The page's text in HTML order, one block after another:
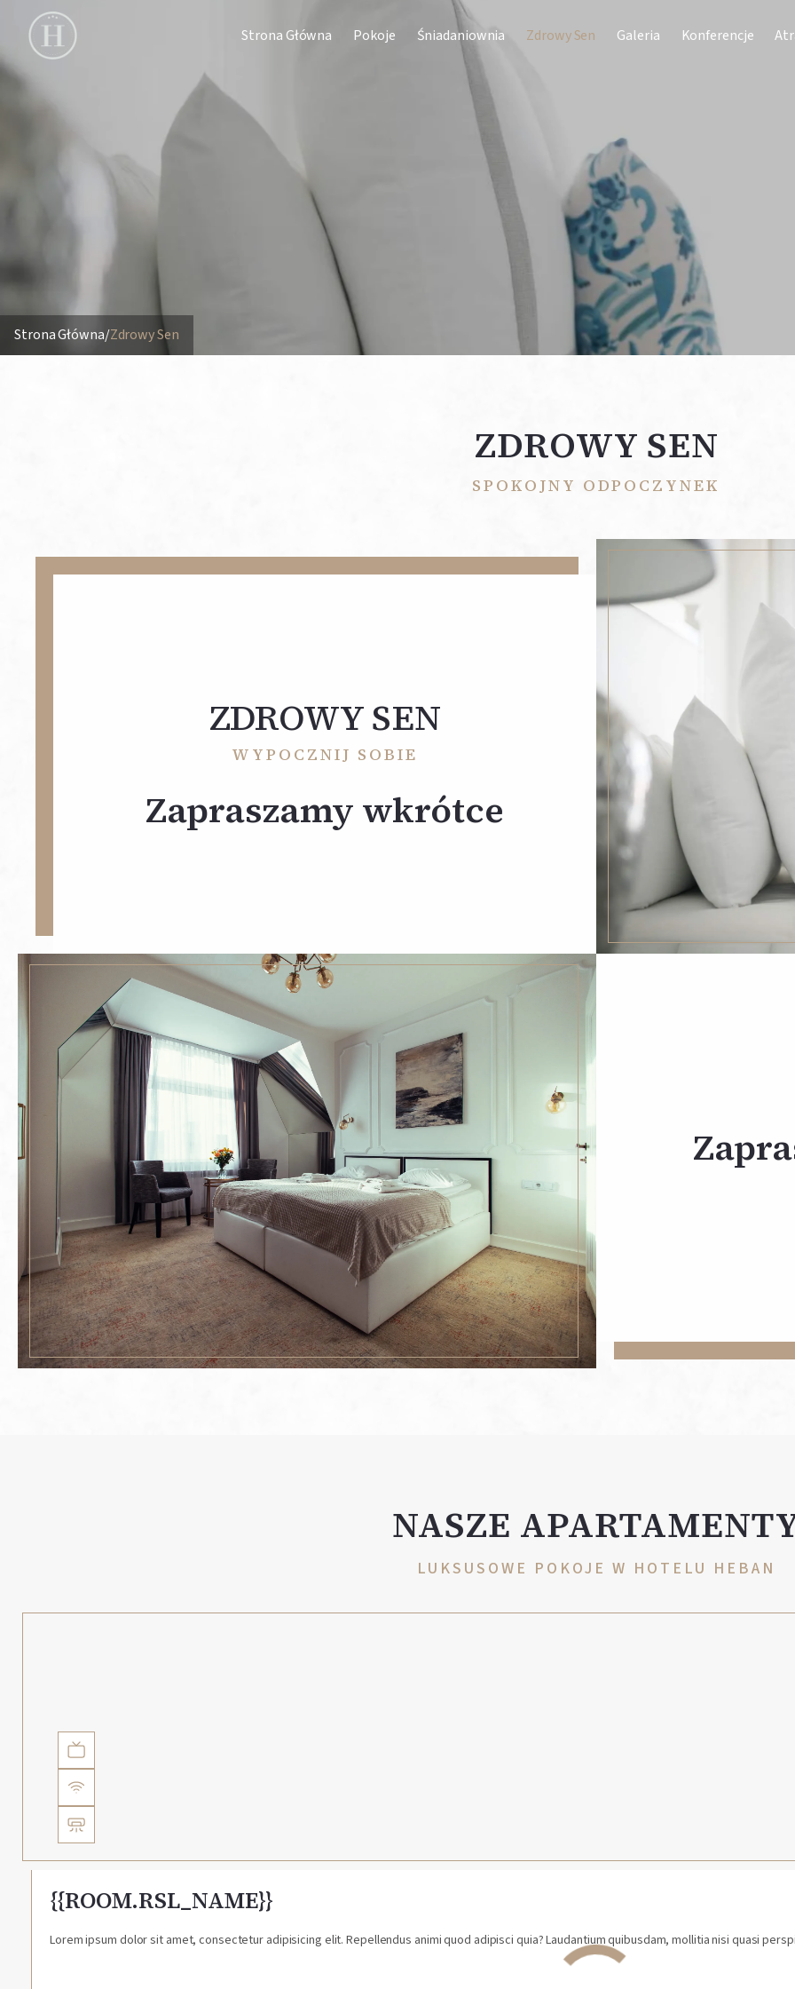
Strona Główna Pokoje Śniadaniownia Zdrowy Sen Galeria Konferencje
Strona Główna/Zdrowy Sen
ZDROWY SEN
SPOKOJNY ODPOCZYNEK
ZDROWY SEN
WYPOCZNIJ SOBIE
Zapraszamy wkrótce
NASZE
LUKSUSOWE POKOJE W HOTELU HEBAN
{{ROOM.RSL_NAME}}
Lorem ipsum dolor sit amet, consectetur adipisicing elit. Repellendus animi quod adipisci quia? Laudantium quibusdam, mollitia nisi quasi